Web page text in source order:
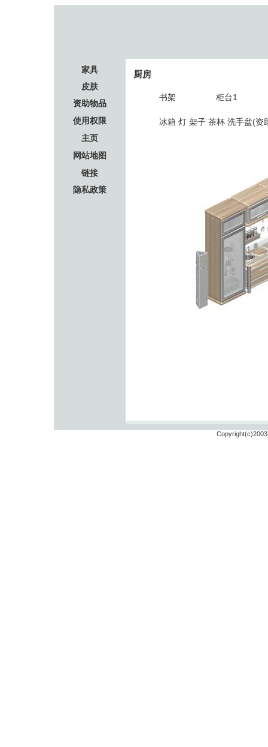
家具
皮肤
资助物品
使用权限
主页
网站地图
链接
隐私政策
厨房
书架 柜台1
冰箱 灯 架子 茶杯 洗手盆(资